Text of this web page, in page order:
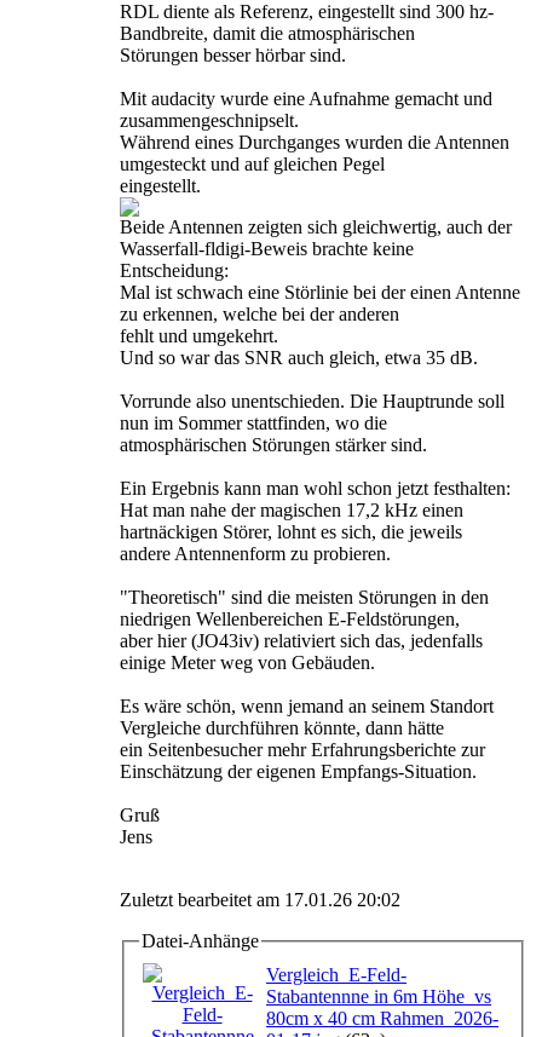
RDL diente als Referenz, eingestellt sind 300 hz-
Bandbreite, damit die atmosphärischen
Störungen besser hörbar sind.
Mit audacity wurde eine Aufnahme gemacht und
zusammengeschnipselt.
Während eines Durchganges wurden die Antennen
umgesteckt und auf gleichen Pegel
eingestellt.
Beide Antennen zeigten sich gleichwertig, auch der
Wasserfall-fldigi-Beweis brachte keine
Entscheidung:
Mal ist schwach eine Störlinie bei der einen Antenne
zu erkennen, welche bei der anderen
fehlt und umgekehrt.
Und so war das SNR auch gleich, etwa 35 dB.
Vorrunde also unentschieden. Die Hauptrunde soll
nun im Sommer stattfinden, wo die
atmosphärischen Störungen stärker sind.
Ein Ergebnis kann man wohl schon jetzt festhalten:
Hat man nahe der magischen 17,2 kHz einen
hartnäckigen Störer, lohnt es sich, die jeweils
andere Antennenform zu probieren.
"Theoretisch" sind die meisten Störungen in den
niedrigen Wellenbereichen E-Feldstörungen,
aber hier (JO43iv) relativiert sich das, jedenfalls
einige Meter weg von Gebäuden.
Es wäre schön, wenn jemand an seinem Standort
Vergleiche durchführen könnte, dann hätte
ein Seitenbesucher mehr Erfahrungsberichte zur
Einschätzung der eigenen Empfangs-Situation.
Gruß
Jens
Zuletzt bearbeitet am 17.01.26 20:02
Datei-Anhänge
Vergleich_E-Feld-
Stabantennne in 6m Höhe_vs
80cm x 40 cm Rahmen_2026-